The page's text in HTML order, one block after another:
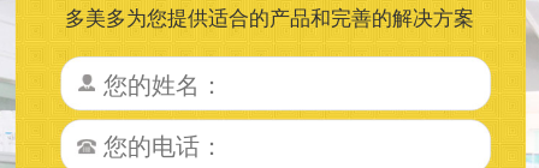
多美多为您提供适合的产品和完善的解决方案